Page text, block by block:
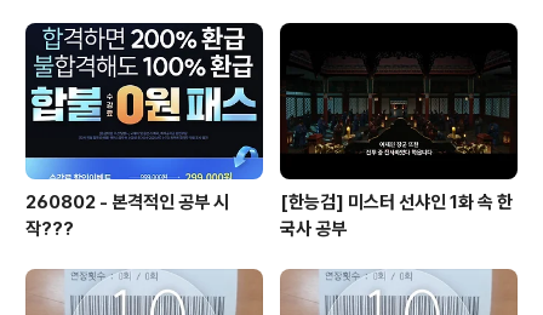
260802 - 본격적인 공부 시
작???
[한능검] 미스터 선샤인 1화 속 한
국사 공부